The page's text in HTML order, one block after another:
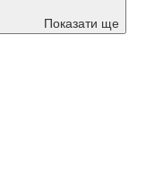
Показати ще